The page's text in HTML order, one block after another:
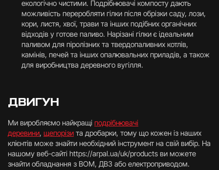
екологічно чистими. Подрібнювачі компосту дають
можливість переробляти гілки після обрізки саду, лози,
кори, листя, хвої, трави та інших подібних органічних
відходів у готове паливо. Нарізані гілки є ідеальним
паливом для піролізних та твердопаливних котлів,
камінів, печей та інших опалювальних приладів, а також
для виробництва деревного вугілля.
ДВИГУН
Ми виробляємо найкращі подрібнювачі
деревини, щепорізи та дробарки, тому що кожен із наших
клієнтів може знайти необхідний інструмент на свій вибір. На
нашому веб-сайті https://arpal.ua/uk/products ви можете
знайти обладнання з ВОМ, ДВЗ або електроприводом.